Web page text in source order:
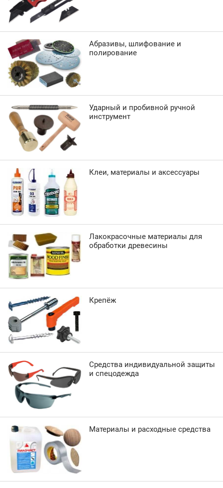
Абразивы, шлифование и
полирование
Ударный и пробивной ручной
инструмент
Клеи, материалы и аксессуары
Лакокрасочные материалы для
обработки древесины
Крепёж
Средства индивидуальной защиты
и спецодежда
Материалы и расходные средства